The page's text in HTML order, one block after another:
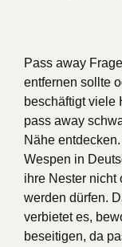
Pass away
entfernen sollte
beschäftigt viele
pass away
Nähe
Wespen in
ihre Nester nicht
werden dürfen.
verbietet es,
beseitigen, da